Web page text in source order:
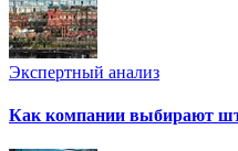
Экспертный анализ
Как компании выбирают